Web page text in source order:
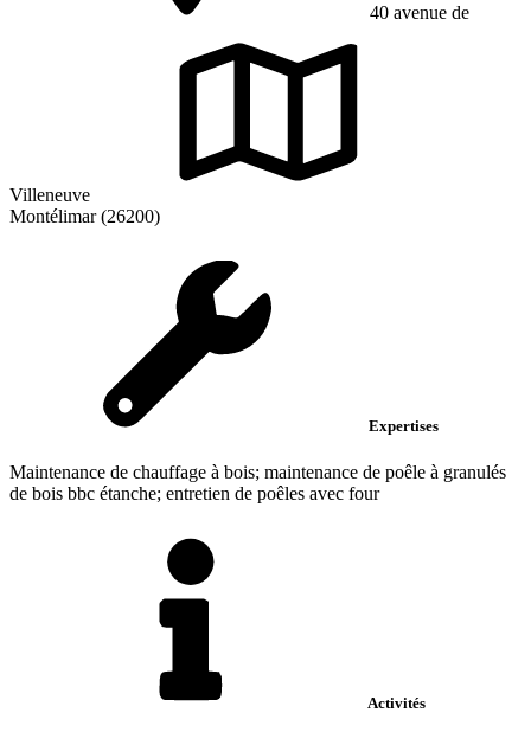
40 avenue de
Villeneuve
Montélimar (26200)
Expertises
Maintenance de chauffage à bois; maintenance de poêle à granulés
de bois bbc étanche; entretien de poêles avec four
Activités